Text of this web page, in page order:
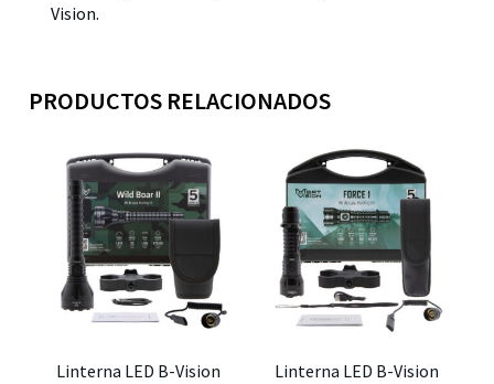
Vision.
PRODUCTOS RELACIONADOS
Linterna LED B-Vision
Linterna LED B-Vision